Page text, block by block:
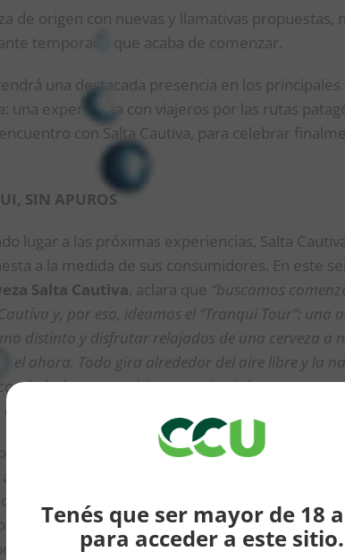
Tenés que ser mayor de 18
para acceder a este sitio.
de origen con nuevas y llamativas propuestas,
temporada que acaba de comenzar.
una destacada presencia en los
una experiencia con viajeros por las rutas
con Salta Cautiva, para celebrar
SIN APUROS
lugar a las próximas experiencias, Salta
a la medida de sus consumidores. En este
Salta Cautiva, aclara que “buscamos
y, por eso, ideamos el “Tranqui Tour”:
distinto y disfrutar relajados de una cerveza a
el ahora. Todo gira alrededor del aire libre y la
bajar un cambio, tanto desde las
una cerveza que se disfruta tranqui”
-amigos de las rutas y de compartir
su ritmo, dándose así, el gusto de vivir el hoy
cotidianeidad, formando parte de un recorrido
marcará el inicio de una aventura con
de Salta como destino final de esta